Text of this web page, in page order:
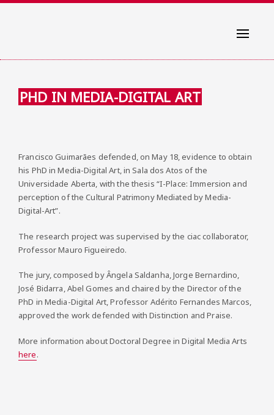
Toggle
PHD IN MEDIA-DIGITAL ART
Francisco Guimarães defended, on May 18, evidence to obtain
his PhD in Media-Digital Art, in Sala dos Atos of the
Universidade Aberta, with the thesis “I-Place: Immersion and
perception of the Cultural Patrimony Mediated by Media-
Digital-Art”.
The research project was supervised by the ciac collaborator,
Professor Mauro Figueiredo.
The jury, composed by Ângela Saldanha, Jorge Bernardino,
José Bidarra, Abel Gomes and chaired by the Director of the
PhD in Media-Digital Art, Professor Adérito Fernandes Marcos,
approved the work defended with Distinction and Praise.
More information about Doctoral Degree in Digital Media Arts
here.